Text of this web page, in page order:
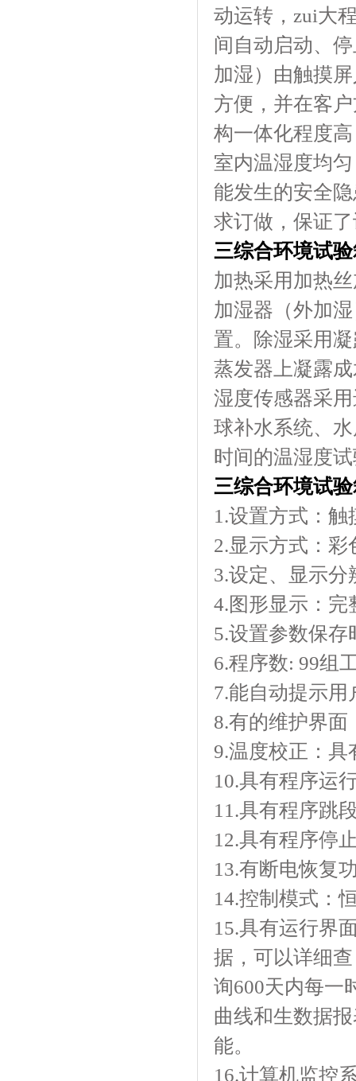
动运转，zui
间自动启动、停
加湿）由触摸屏
方便，并在客
构一体化程度高
室内温湿度均匀
能发生的安全隐
求订做，保证了设
三综合环境试验
加热采用加热丝
加湿器（外加湿
置。除湿采
蒸发器上凝露成
湿度传感器采用
球补水系统
时间的温湿度试验
三综合环境试
1.设置方式：触
2.显示方式
3.设定、显
4.图形显示：
5.设置参数保存
6.程序数: 99组工
7.能自动提示用
8.有的维护界面
9.温度校正：
10.具有程序运行
11.具有程序跳段
12.具有程序停止
13.有断电恢复功
14.控制模式：恒温
15.具有运行界面
据，可以详细查
询600天内每一时
曲线和生数据
能。
16.计算机监控